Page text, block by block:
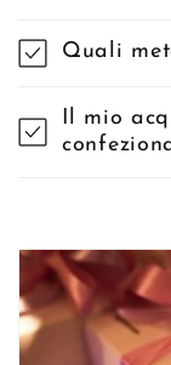
Quali
Il mio